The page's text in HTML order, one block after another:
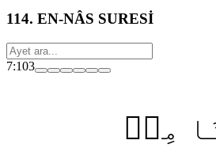
114. EN-NÂS SURESİ
7:103
مِنۢ